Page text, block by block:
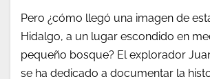
Pero ¿cómo llegó una imagen de
Hidalgo, a un lugar escondido en
pequeño bosque? El explorador
se ha dedicado a documentar la